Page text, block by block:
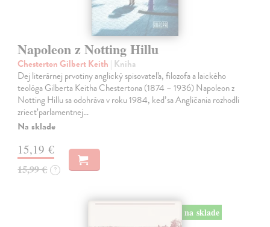
Napoleon z Notting Hillu
Chesterton Gilbert Keith | Kniha
Dej literárnej prvotiny anglický spisovateľa, filozofa a laického
teológa Gilberta Keitha Chestertona (1874 – 1936) Napoleon z
Notting Hillu sa odohráva v roku 1984, keď sa Angličania rozhodli
zriecť parlamentnej…
Na sklade
15,19 €
15,99 € ?
na sklade